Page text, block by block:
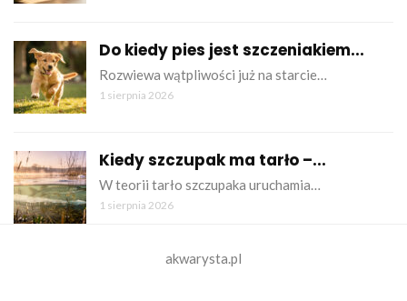
Do kiedy pies jest szczeniakiem...
Rozwiewa wątpliwości już na starcie…
1 sierpnia 2026
Kiedy szczupak ma tarło –...
W teorii tarło szczupaka uruchamia…
1 sierpnia 2026
akwarysta.pl